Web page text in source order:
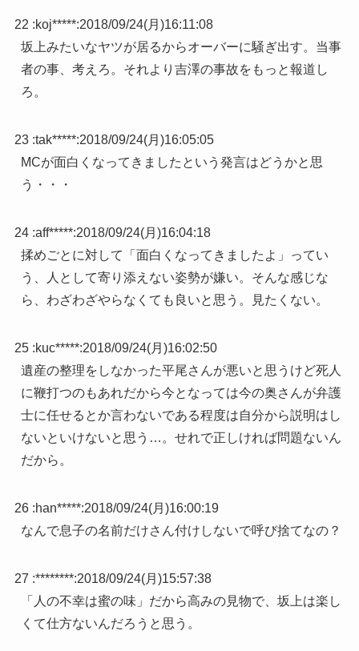
22 :koj*****:2018/09/24(月)16:11:08
坂上みたいなヤツが居るからオーバーに騒ぎ出す。当事
者の事、考えろ。それより吉澤の事故をもっと報道し
ろ。
23 :tak*****:2018/09/24(月)16:05:05
MCが面白くなってきましたという発言はどうかと思
う・・・
24 :aff*****:2018/09/24(月)16:04:18
揉めごとに対して「面白くなってきましたよ」ってい
う、人として寄り添えない姿勢が嫌い。そんな感じな
ら、わざわざやらなくても良いと思う。見たくない。
25 :kuc*****:2018/09/24(月)16:02:50
遺産の整理をしなかった平尾さんが悪いと思うけど死人
に鞭打つのもあれだから今となっては今の奥さんが弁護
士に任せるとか言わないである程度は自分から説明はし
ないといけないと思う…。せれで正しければ問題ないん
だから。
26 :han*****:2018/09/24(月)16:00:19
なんで息子の名前だけさん付けしないで呼び捨てなの？
27 :********:2018/09/24(月)15:57:38
「人の不幸は蜜の味」だから高みの見物で、坂上は楽し
くて仕方ないんだろうと思う。